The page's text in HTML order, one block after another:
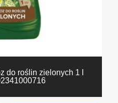
do roślin zielonych 1 l